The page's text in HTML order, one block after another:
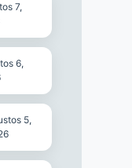
7,
6,
5,